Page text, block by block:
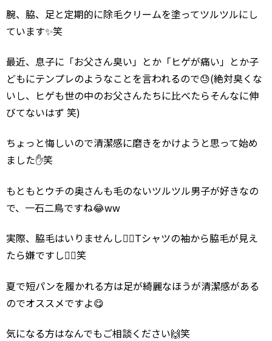
腕、脇、足と定期的に除毛クリームを塗ってツルツルにし
ています✨笑
最近、息子に「お父さん臭い」とか「ヒゲが痛い」とか子
どもにテンプレのようなことを言われるので😓(絶対臭くな
いし、ヒゲも世の中のお父さんたちに比べたらそんなに伸
びてないはず 笑)
ちょっと悔しいので清潔感に磨きをかけようと思って始め
ました✋笑
もともとウチの奥さんも毛のないツルツル男子が好きなの
で、一石二鳥ですね😂ww
実際、脇毛はいりませんし🙅‍♂️Tシャツの袖から脇毛が見え
たら嫌ですし🙅‍♂️笑
夏で短パンを履かれる方は足が綺麗なほうが清潔感がある
のでオススメですよ😋
気になる方はなんでもご相談ください🙌笑